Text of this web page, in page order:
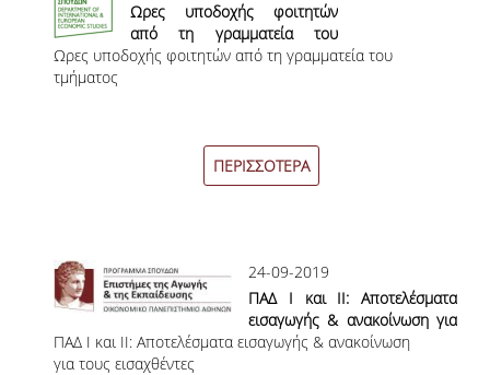
ΣΕΜΙΝΑΡΙΑ ΒΙΒΛΙΟΘΗΚΗΣ ΟΠΑ
ΓΙΑ ΤΗ ΔΙΠΛΩΜΑΤΙΚΗ ΕΡΓΑΣΙΑ
ΣΤΟ ΔΕΟΣ
ΓΕΝΙΚΕΣ ΠΛΗΡΟΦΟΡΙΕΣ
ΚΑΝΟΝΙΣΜΟΣ
ΕΠΙΚΟΙΝΩΝΙΑ
Ωρες υποδοχής φοιτητών
από τη γραμματεία του
τμήματος
Ωρες υποδοχής φοιτητών από τη γραμματεία του
τμήματος
ΠΕΡΙΣΣΟΤΕΡΑ
24-09-2019
ΠΑΔ Ι και ΙΙ: Αποτελέσματα
εισαγωγής & ανακοίνωση για
τους εισαχθέντες
ΠΑΔ Ι και ΙΙ: Αποτελέσματα εισαγωγής & ανακοίνωση
για τους εισαχθέντες